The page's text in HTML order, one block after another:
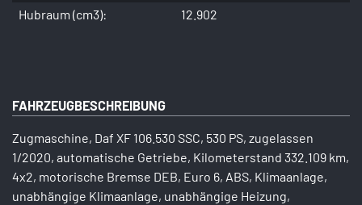
Hubraum (cm3):
12.902
FAHRZEUGBESCHREIBUNG
Zugmaschine, Daf XF 106.530 SSC, 530 PS, zugelassen
1/2020, automatische Getriebe, Kilometerstand 332.109 km,
4x2, motorische Bremse DEB, Euro 6, ABS, Klimaanlage,
unabhängige Klimaanlage, unabhängige Heizung,